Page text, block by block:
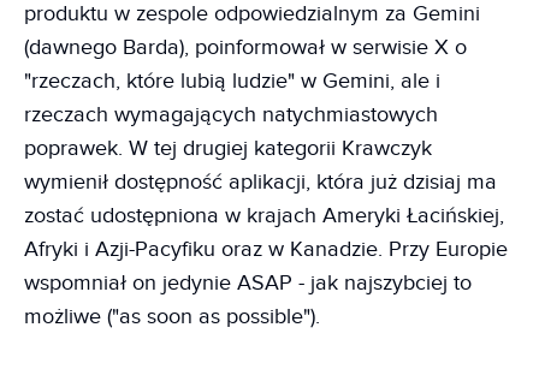
produktu w zespole odpowiedzialnym za Gemini
(dawnego Barda), poinformował w serwisie X o
"rzeczach, które lubią ludzie" w Gemini, ale i
rzeczach wymagających natychmiastowych
poprawek. W tej drugiej kategorii Krawczyk
wymienił dostępność aplikacji, która już dzisiaj ma
zostać udostępniona w krajach Ameryki Łacińskiej,
Afryki i Azji-Pacyfiku oraz w Kanadzie. Przy Europie
wspomniał on jedynie ASAP - jak najszybciej to
możliwe ("as soon as possible").